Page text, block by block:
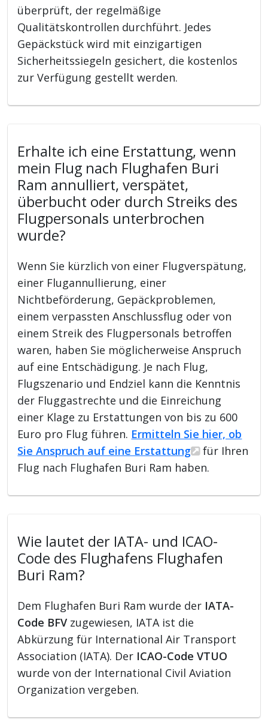
überprüft, der regelmäßige
Qualitätskontrollen durchführt. Jedes
Gepäckstück wird mit einzigartigen
Sicherheitssiegeln gesichert, die kostenlos
zur Verfügung gestellt werden.
Erhalte ich eine Erstattung, wenn
mein Flug nach Flughafen Buri
Ram annulliert, verspätet,
überbucht oder durch Streiks des
Flugpersonals unterbrochen
wurde?
Wenn Sie kürzlich von einer Flugverspätung,
einer Flugannullierung, einer
Nichtbeförderung, Gepäckproblemen,
einem verpassten Anschlussflug oder von
einem Streik des Flugpersonals betroffen
waren, haben Sie möglicherweise Anspruch
auf eine Entschädigung. Je nach Flug,
Flugszenario und Endziel kann die Kenntnis
der Fluggastrechte und die Einreichung
einer Klage zu Erstattungen von bis zu 600
Euro pro Flug führen. Ermitteln Sie hier, ob
Sie Anspruch auf eine Erstattung
für Ihren
Flug nach Flughafen Buri Ram haben.
Wie lautet der IATA- und ICAO-
Code des Flughafens Flughafen
Buri Ram?
Dem Flughafen Buri Ram wurde der IATA-
Code BFV zugewiesen, IATA ist die
Abkürzung für International Air Transport
Association (IATA). Der ICAO-Code VTUO
wurde von der International Civil Aviation
Organization vergeben.